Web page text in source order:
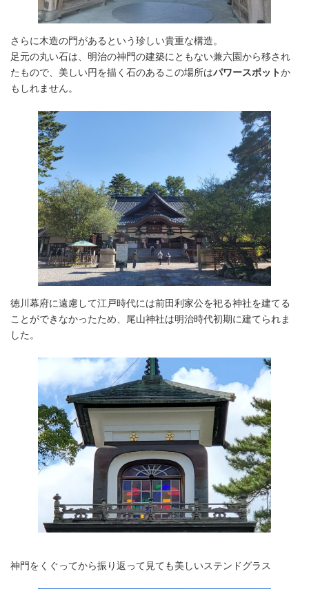
さらに木造の門があるという珍しい貴重な構造。
足元の丸い石は、明治の神門の建築にともない兼六園から移され
たもので、美しい円を描く石のあるこの場所はパワースポットか
もしれません。
徳川幕府に遠慮して江戸時代には前田利家公を祀る神社を建てる
ことができなかったため、尾山神社は明治時代初期に建てられま
した。
神門をくぐってから振り返って見ても美しいステンドグラス